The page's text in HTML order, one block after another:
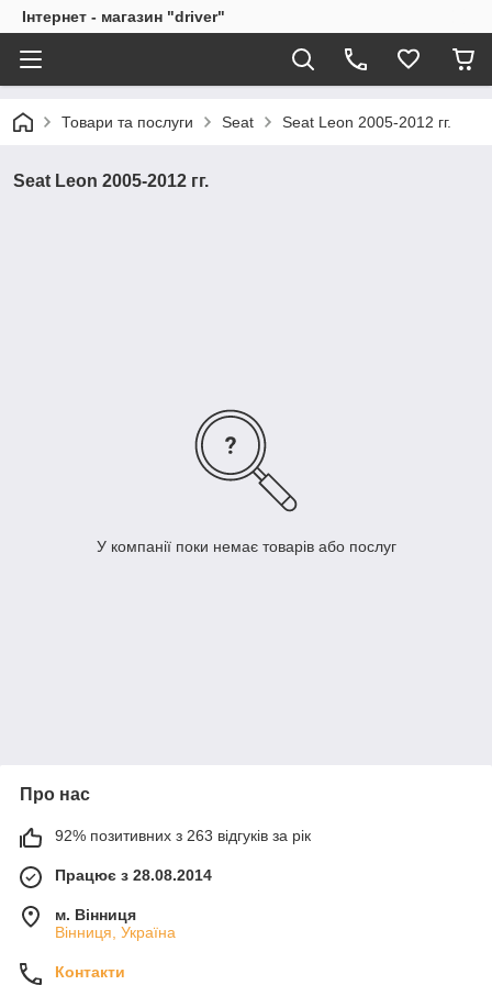
Інтернет - магазин "driver"
Товари та послуги Seat Seat Leon 2005-2012 гг.
Seat Leon 2005-2012 гг.
У компанії поки немає товарів або послуг
Про нас
92% позитивних з 263 відгуків за рік
Працює з 28.08.2014
м. Вінниця
Вінниця, Україна
Контакти